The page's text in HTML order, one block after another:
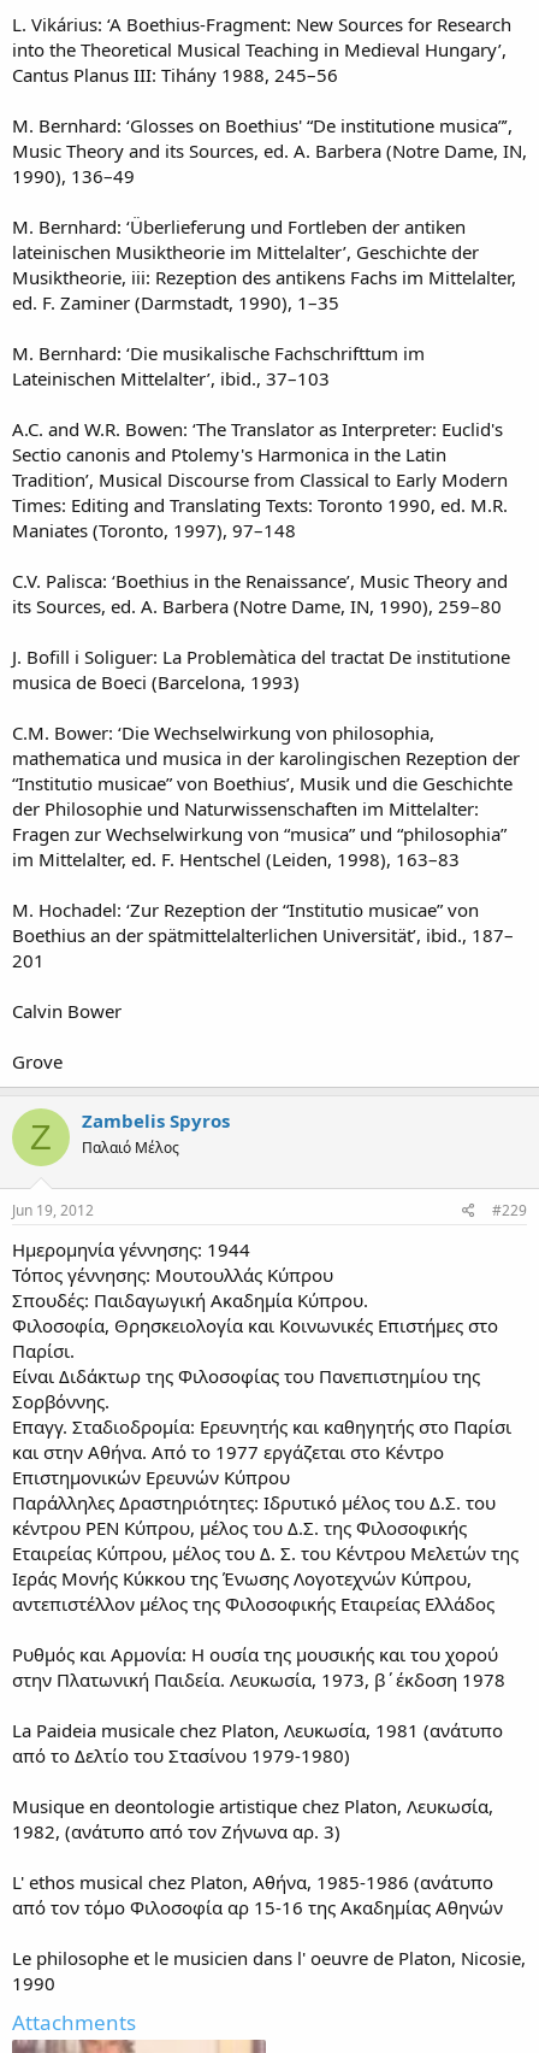
L. Vikárius: ‘A Boethius-Fragment: New Sources for Research
into the Theoretical Musical Teaching in Medieval Hungary’,
Cantus Planus III: Tihány 1988, 245–56
M. Bernhard: ‘Glosses on Boethius' “De institutione musica”’,
Music Theory and its Sources, ed. A. Barbera (Notre Dame, IN,
1990), 136–49
M. Bernhard: ‘Überlieferung und Fortleben der antiken
lateinischen Musiktheorie im Mittelalter’, Geschichte der
Musiktheorie, iii: Rezeption des antikens Fachs im Mittelalter,
ed. F. Zaminer (Darmstadt, 1990), 1–35
M. Bernhard: ‘Die musikalische Fachschrifttum im
Lateinischen Mittelalter’, ibid., 37–103
A.C. and W.R. Bowen: ‘The Translator as Interpreter: Euclid's
Sectio canonis and Ptolemy's Harmonica in the Latin
Tradition’, Musical Discourse from Classical to Early Modern
Times: Editing and Translating Texts: Toronto 1990, ed. M.R.
Maniates (Toronto, 1997), 97–148
C.V. Palisca: ‘Boethius in the Renaissance’, Music Theory and
its Sources, ed. A. Barbera (Notre Dame, IN, 1990), 259–80
J. Bofill i Soliguer: La Problemàtica del tractat De institutione
musica de Boeci (Barcelona, 1993)
C.M. Bower: ‘Die Wechselwirkung von philosophia,
mathematica und musica in der karolingischen Rezeption der
“Institutio musicae” von Boethius’, Musik und die Geschichte
der Philosophie und Naturwissenschaften im Mittelalter:
Fragen zur Wechselwirkung von “musica” und “philosophia”
im Mittelalter, ed. F. Hentschel (Leiden, 1998), 163–83
M. Hochadel: ‘Zur Rezeption der “Institutio musicae” von
Boethius an der spätmittelalterlichen Universität’, ibid., 187–
201
Calvin Bower
Grove
Z Zambelis Spyros
Παλαιό Μέλος
Jun 19, 2012 #229
Ημερομηνία γέννησης: 1944
Τόπος γέννησης: Μουτουλλάς Κύπρου
Σπουδές: Παιδαγωγική Ακαδημία Κύπρου.
Φιλοσοφία, Θρησκειολογία και Κοινωνικές Επιστήμες στο
Παρίσι.
Είναι Διδάκτωρ της Φιλοσοφίας του Πανεπιστημίου της
Σορβόννης.
Επαγγ. Σταδιοδρομία: Ερευνητής και καθηγητής στο Παρίσι
και στην Αθήνα. Από το 1977 εργάζεται στο Κέντρο
Επιστημονικών Ερευνών Κύπρου
Παράλληλες Δραστηριότητες: Ιδρυτικό μέλος του Δ.Σ. του
κέντρου ΡΕN Κύπρου, μέλος του Δ.Σ. της Φιλοσοφικής
Εταιρείας Κύπρου, μέλος του Δ. Σ. του Κέντρου Μελετών της
Ιεράς Μονής Κύκκου της Ένωσης Λογοτεχνών Κύπρου,
αντεπιστέλλον μέλος της Φιλοσοφικής Εταιρείας Ελλάδος
Ρυθμός και Αρμονία: Η ουσία της μουσικής και του χορού
στην Πλατωνική Παιδεία. Λευκωσία, 1973, β΄έκδοση 1978
La Paideia musicale chez Platon, Λευκωσία, 1981 (ανάτυπο
από το Δελτίο του Στασίνου 1979-1980)
Musique en deontologie artistique chez Platon, Λευκωσία,
1982, (ανάτυπο από τον Ζήνωνα αρ. 3)
L' ethos musical chez Platon, Αθήνα, 1985-1986 (ανάτυπο
από τον τόμο Φιλοσοφία αρ 15-16 της Ακαδημίας Αθηνών
Le philosophe et le musicien dans l' oeuvre de Platon, Nicosie,
1990
Attachments